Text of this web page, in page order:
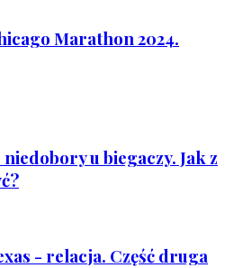
Marathon 2024.
niedobory u biegaczy. Jak z
- relacja. Część druga